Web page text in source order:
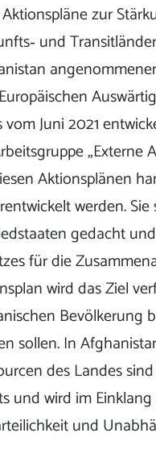
Aktionspläne zur
und
vom Juni 2021
„Externe
Aktionsplänen
werden.
gedacht
für die
wird das Ziel
Bevölkerung
sollen. In
des Landes
und wird im
und